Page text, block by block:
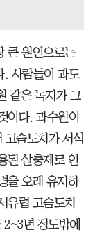
큰 원인으로는
. 사람들이 과도
같은 녹지가 그
이다. 과수원이
고슴도치가 서식
된 살충제로 인
을 오래 유지하
유럽 고슴도치
년 정도밖에